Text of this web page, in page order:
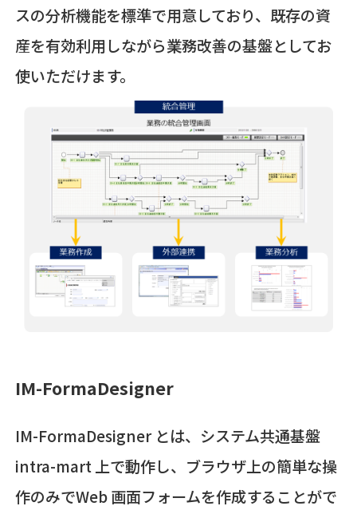
スの分析機能を標準で用意しており、既存の資
産を有効利用しながら業務改善の基盤としてお
使いただけます。
IM-FormaDesigner
IM-FormaDesigner とは、システム共通基盤
intra-mart 上で動作し、ブラウザ上の簡単な操
作のみでWeb 画面フォームを作成することがで